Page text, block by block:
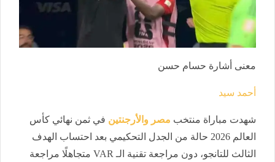
معنى أشارة حسام حسن
أحمد سيد
شهدت مباراة منتخب مصر والأرجنتين في ثمن نهائي كأس
العالم 2026 حالة من الجدل التحكيمي بعد احتساب الهدف
الثالث للتانجو، دون مراجعة تقنية الـ VAR متجاهلًا مراجعة